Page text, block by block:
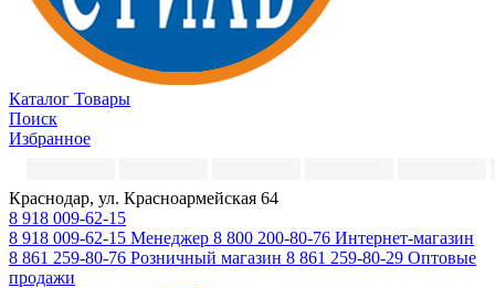
Каталог Товары
Поиск
Избранное
Краснодар, ул. Красноармейская 64
8 918 009-62-15
8 918 009-62-15 Менеджер 8 800 200-80-76 Интернет-магазин
8 861 259-80-76 Розничный магазин 8 861 259-80-29 Оптовые
продажи